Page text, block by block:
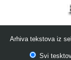
Arhiva tekstova iz
Svi